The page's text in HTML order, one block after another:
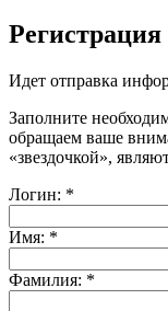
Регистрация
Идет отправка
Заполните
обращаем ваше
«звездочкой»,
Логин: *
Имя: *
Фамилия: *